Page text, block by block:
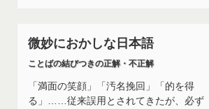
微妙におかしな日本語
ことばの結びつきの正解・不正解
「満面の笑顔」「汚名挽回」「的を得
る」……従来誤用とされてきたが、必ず